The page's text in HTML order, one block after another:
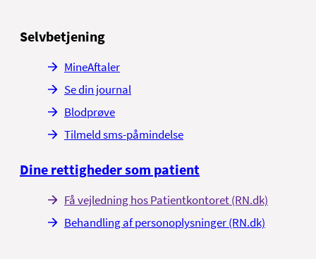
Selvbetjening
MineAftaler
Se din journal
Blodprøve
Tilmeld sms-påmindelse
Dine rettigheder som patient
Få vejledning hos Patientkontoret (RN.dk)
Behandling af personoplysninger (RN.dk)